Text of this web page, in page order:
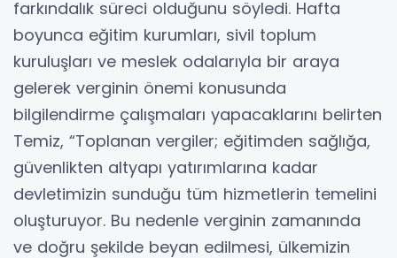
farkındalık süreci olduğunu söyledi. Hafta
boyunca eğitim kurumları, sivil toplum
kuruluşları ve meslek odalarıyla bir araya
gelerek verginin önemi konusunda
bilgilendirme çalışmaları yapacaklarını belirten
Temiz, “Toplanan vergiler; eğitimden sağlığa,
güvenlikten altyapı yatırımlarına kadar
devletimizin sunduğu tüm hizmetlerin temelini
oluşturuyor. Bu nedenle verginin zamanında
ve doğru şekilde beyan edilmesi, ülkemizin